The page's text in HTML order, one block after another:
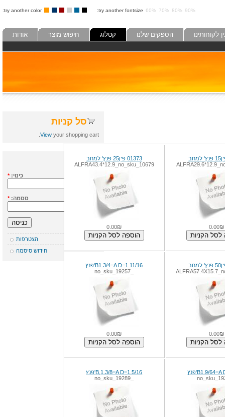
try another color: try another fontsize: 60% 70% 80% 90%
אודות חיפוש מוצר קטלוג הספקים שלנו
סל קניות
Viewyour shopping cart.
כניסה
כינוי:*
ססמה:*
הצטרפות
חידוש סיסמה
01373 פין25 פנץ' למחב
ALFRA43.4*12.9_no_sku_10679
0.00₪
1.11/16=B1.3/4=A D'פנץ
0.00₪
1.5/16=B,1.3/8=A D'פנץ